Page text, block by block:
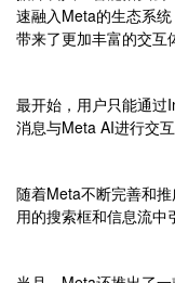
速融入Meta的生态系
带来了更加丰富的交互
最开始，用户只能通
消息与Meta AI进行交互
随着Meta不断完善和
用的搜索框和信息流中